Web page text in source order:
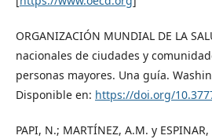
ORGANIZACIÓN MUNDIAL DE LA
nacionales de ciudades y
personas mayores. Una guía.
Disponible en: https://doi.org/
PAPI, N.; MARTÍNEZ, A.M. y